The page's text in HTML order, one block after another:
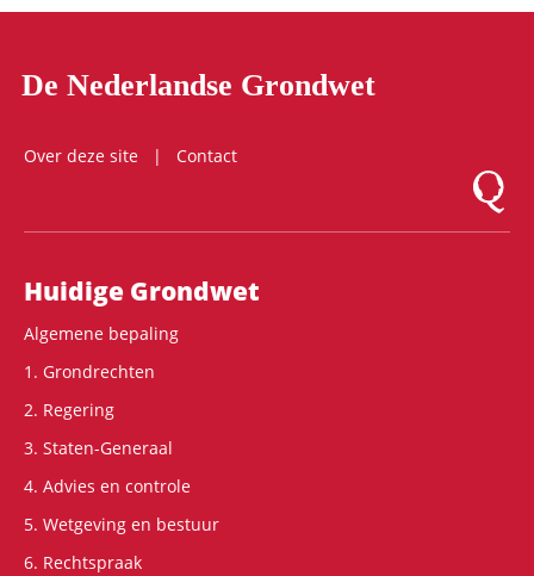
De Nederlandse Grondwet
Over deze site
Contact
Logo
Hoofdnavigatie
Huidige Grondwet
Algemene bepaling
1. Grondrechten
2. Regering
3. Staten-Generaal
4. Advies en controle
5. Wetgeving en bestuur
6. Rechtspraak